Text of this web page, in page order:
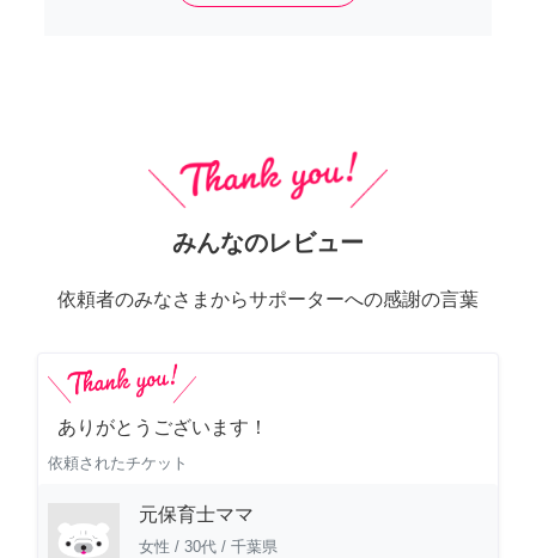
みんなのレビュー
依頼者のみなさまからサポーターへの感謝の言葉
ありがとうございます！
依頼されたチケット
元保育士ママ
女性 / 30代 / 千葉県